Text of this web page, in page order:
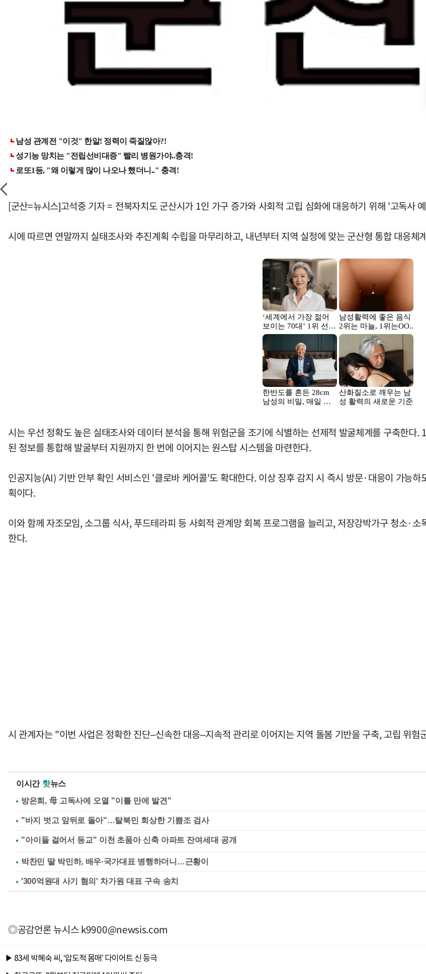
[군산=뉴시스]고석중 기자 = 전북자치도 군산시가 1인 가구 증가와 사회적 고립 심화에 대응하기 위해 '고독사
시에 따르면 연말까지 실태조사와 추진계획 수립을 마무리하고, 내년부터 지역 실정에 맞는 군산형 통합 대응체
시는 우선 정확도 높은 실태조사와 데이터 분석을 통해 위험군을 조기에 식별하는 선제적 발굴체계를 구축한
된 정보를 통합해 발굴부터 지원까지 한 번에 이어지는 원스탑 시스템을 마련한다.
인공지능(AI) 기반 안부 확인 서비스인 '클로바 케어콜'도 확대한다. 이상 징후 감지 시 즉시 방문·대응이 가능
획이다.
이와 함께 자조모임, 소그룹 식사, 푸드테라피 등 사회적 관계망 회복 프로그램을 늘리고, 저장강박가구 청소·
한다.
시 관계자는 "이번 사업은 정확한 진단–신속한 대응–지속적 관리로 이어지는 지역 돌봄 기반을 구축, 고립 위
이시간 핫뉴스
방은희, 母 고독사에 오열 "이틀 만에 발견"
"바지 벗고 앞뒤로 돌아"…탈북민 회상한 기쁨조 검사
박찬민 딸 박민하, 배우·국가대표 병행하더니…근황이
'300억원대 사기 혐의' 차가원 대표 구속 송치
◎공감언론 뉴시스k9900@newsis.com